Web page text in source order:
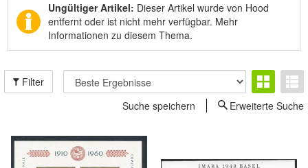
Ungültiger Artikel: Dieser Artikel wurde von Hood
entfernt oder ist nicht mehr verfügbar. Mehr
Informationen zu diesem Thema.
Filter
Suche speichern
Erweiterte Suche